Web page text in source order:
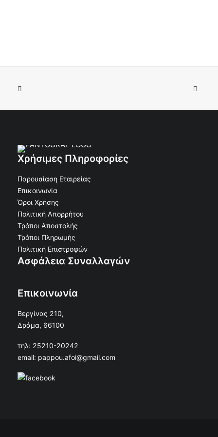
Κωδικός: 30-14361
Χρήσιμες Πληροφορίες
Παρουσίαση Εταιρείας
Επικοινωνία
Όροι Χρήσης
Πολιτική Απορρήτου
Τρόποι Αποστολής
Τρόποι Πληρωμής
Πολιτική Επιστροφών
Ασφάλεια Συναλλαγών
Επικοινωνία
Βεργίνας 210,
Δράμα, 66100
τηλ: 25210-20242
email: pappou.afoi@gmail.com